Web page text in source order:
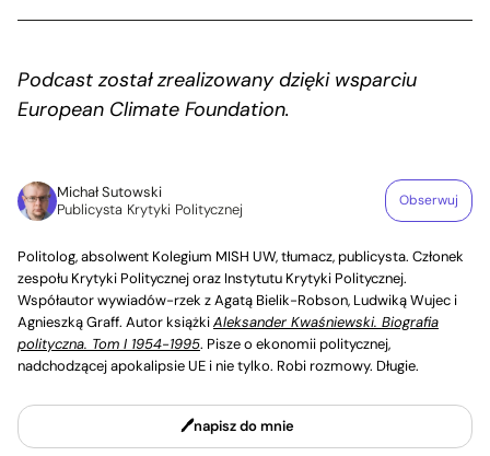
Podcast został zrealizowany dzięki wsparciu
European Climate Foundation.
Michał Sutowski
Publicysta Krytyki Politycznej
Obserwuj
Politolog, absolwent Kolegium MISH UW, tłumacz, publicysta. Członek
zespołu Krytyki Politycznej oraz Instytutu Krytyki Politycznej.
Współautor wywiadów-rzek z Agatą Bielik-Robson, Ludwiką Wujec i
Agnieszką Graff. Autor książkiAleksander Kwaśniewski. Biografia
polityczna. Tom I 1954-1995. Pisze o ekonomii politycznej,
nadchodzącej apokalipsie UE i nie tylko. Robi rozmowy. Długie.
napisz do mnie